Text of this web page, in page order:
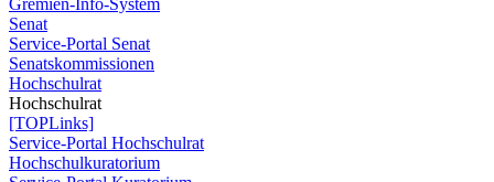
Gremien-Info-System
Senat
Service-Portal Senat
Senatskommissionen
Hochschulrat
Hochschulrat
[TOPLinks]
Service-Portal Hochschulrat
Hochschulkuratorium